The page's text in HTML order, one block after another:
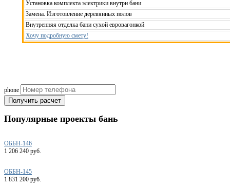
Установка комплекта электрики внутри бани
Замена. Изготовление деревянных полов
Внутренняя отделка бани сухой евровагонкой
Хочу подробную смету!
phone
Получить расчет
Популярные проекты бань
ОББН-146
1 206 240 руб.
ОББН-145
1 831 200 руб.